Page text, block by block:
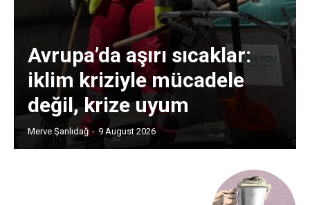
Avrupa’da aşırı sıcaklar:
iklim kriziyle mücadele
değil, krize uyum
Merve Şanlıdağ - 9 August 2026